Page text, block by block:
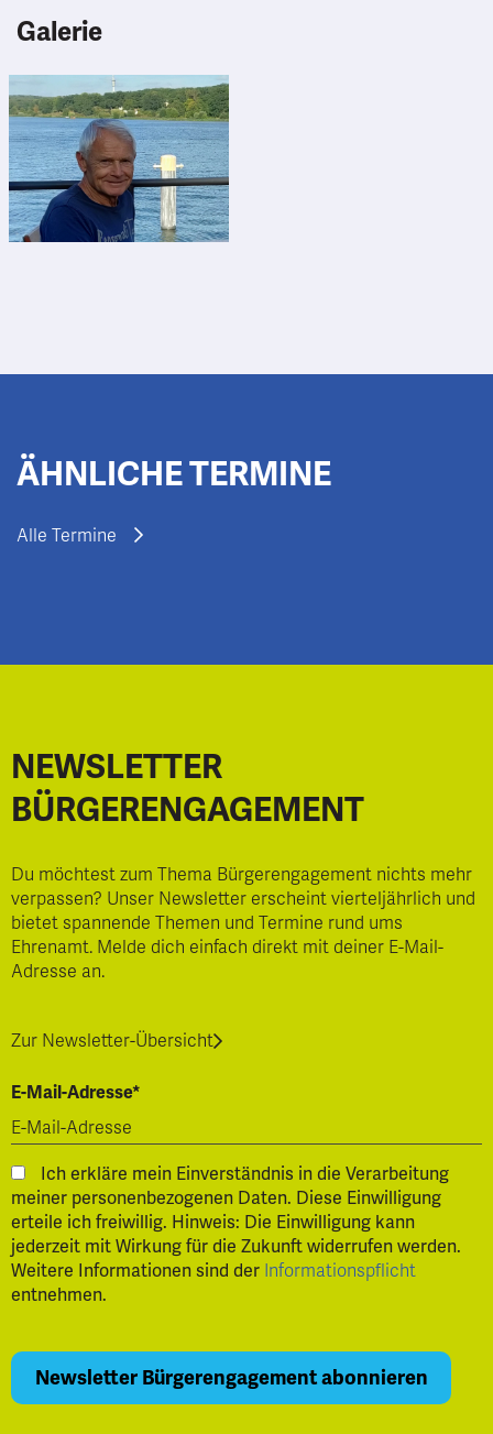
Galerie
ÄHNLICHE TERMINE
Alle Termine
NEWSLETTER
BÜRGERENGAGEMENT
Du möchtest zum Thema Bürgerengagement nichts mehr
verpassen? Unser Newsletter erscheint vierteljährlich und
bietet spannende Themen und Termine rund ums
Ehrenamt. Melde dich einfach direkt mit deiner E-Mail-
Adresse an.
Zur Newsletter-Übersicht
E-Mail-Adresse*
Ich erkläre mein Einverständnis in die Verarbeitung
meiner personenbezogenen Daten. Diese Einwilligung
erteile ich freiwillig. Hinweis: Die Einwilligung kann
jederzeit mit Wirkung für die Zukunft widerrufen werden.
Weitere Informationen sind der Informationspflicht
entnehmen.